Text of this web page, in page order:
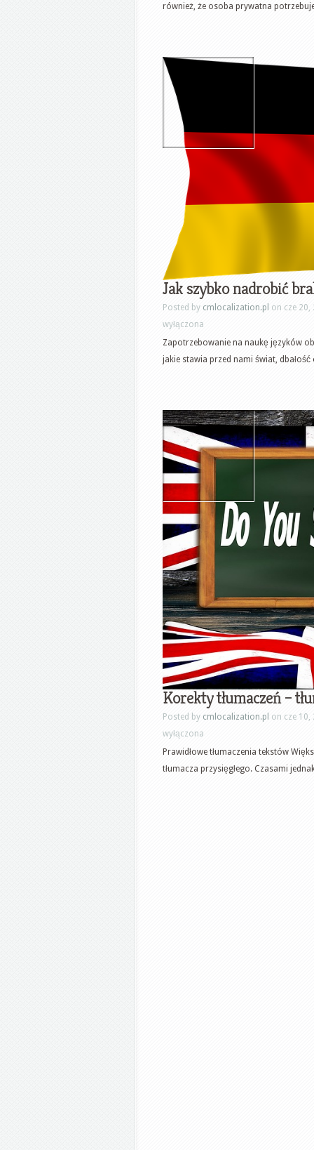
również, że osoba prywatna
Jak szybko nadrobić
Posted by cmlocalization.pl on cze 20,
wyłączona
Zapotrzebowanie na naukę języków
jakie stawia przed nami świat, dbałość
Korekty tłumaczeń –
Posted by cmlocalization.pl on cze 10,
wyłączona
Prawidłowe tłumaczenia tekstów
tłumacza przysięgłego. Czasami